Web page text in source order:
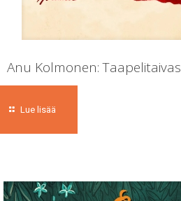
Anu Kolmonen: Taapelitaivas
Lue lisää